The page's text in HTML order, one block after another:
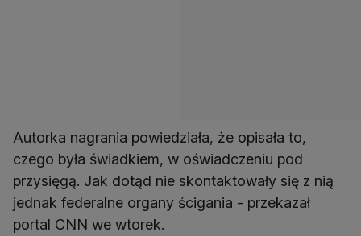
Autorka nagrania powiedziała, że opisała to,
czego była świadkiem, w oświadczeniu pod
przysięgą. Jak dotąd nie skontaktowały się z nią
jednak federalne organy ścigania - przekazał
portal CNN we wtorek.